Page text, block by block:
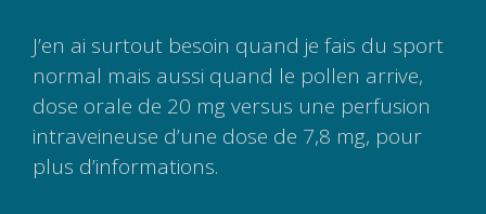
J’en ai surtout besoin quand je fais du sport
normal mais aussi quand le pollen arrive,
dose orale de 20 mg versus une perfusion
intraveineuse d’une dose de 7,8 mg, pour
plus d’informations.